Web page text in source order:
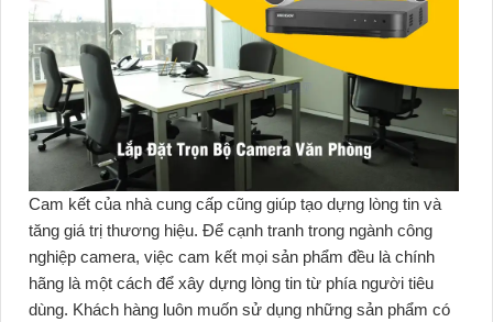
Cam kết của nhà cung cấp cũng giúp tạo dựng lòng tin và
tăng giá trị thương hiệu. Để cạnh tranh trong ngành công
nghiệp camera, việc cam kết mọi sản phẩm đều là chính
hãng là một cách để xây dựng lòng tin từ phía người tiêu
dùng. Khách hàng luôn muốn sử dụng những sản phẩm có